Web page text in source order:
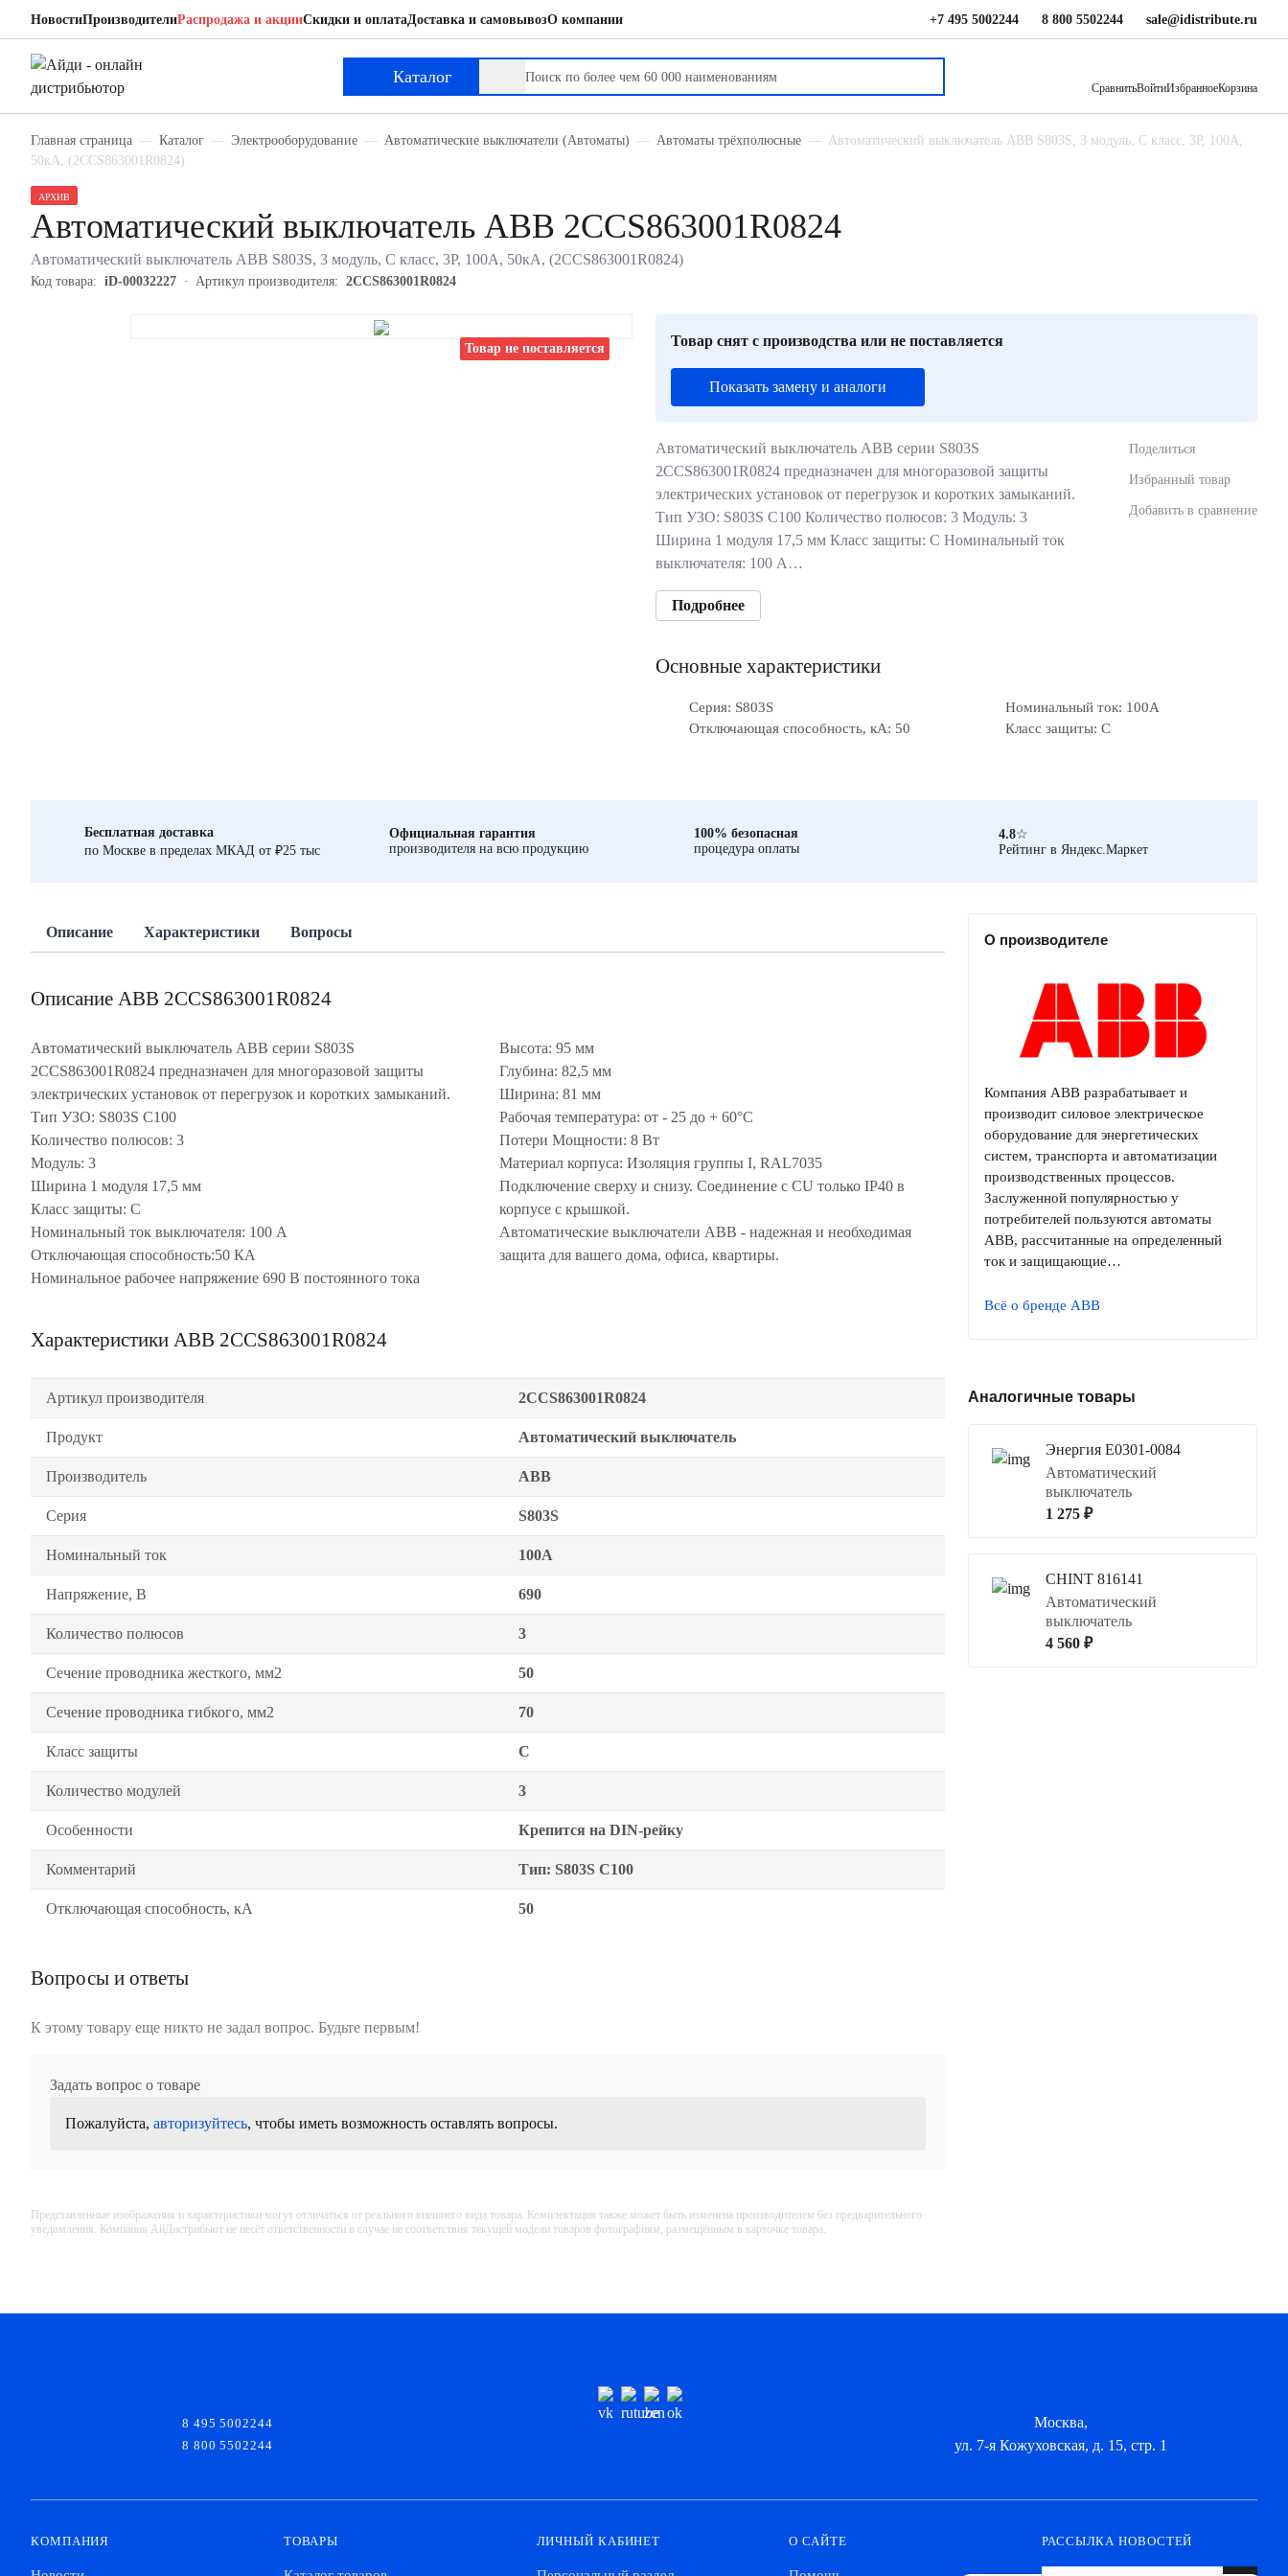
НовостиПроизводителиРаспродажа и акцииСкидки и оплатаДоставка и самовывозО компании +7 495 5002244 8 800 5502244 sale@idistribute.ru
Каталог
СравнитьВойтиИзбранноеКорзина
Главная страница Каталог Электрооборудование Автоматические выключатели (Автоматы) Автоматы трёхполюсные
Автоматический выключатель ABB S803S, 3 модуль, C класс, 3P, 100А,
50кА, (2CCS863001R0824)
Товар не поставляется
АРХИВ
Автоматический выключатель ABB 2CCS863001R0824
Автоматический выключатель ABB S803S, 3 модуль, C класс, 3P, 100А, 50кА, (2CCS863001R0824)
Код товара: iD-00032227 Артикул производителя: 2CCS863001R0824
Товар снят с производства или не поставляется
Показать замену и аналоги
Автоматический выключатель ABB серии S803S
2CCS863001R0824 предназначен для многоразовой защиты
электрических установок от перегрузок и коротких замыканий.
Тип УЗО: S803S C100 Количество полюсов: 3 Модуль: 3
Ширина 1 модуля 17,5 мм Класс защиты: C Номинальный ток
выключателя: 100 А…
Подробнее
Поделиться
Избранный товар
Добавить в сравнение
Основные характеристики
Серия: S803S
Номинальный ток: 100А
Отключающая способность, кА: 50
Класс защиты: C
Бесплатная доставка
по Москве в пределах МКАД от ₽25 тыс
Официальная гарантия
производителя на всю продукцию
100% безопасная
процедура оплаты
4.8☆
Рейтинг в Яндекс.Маркет
Описание Характеристики Вопросы
Описание ABB 2CCS863001R0824
Автоматический выключатель ABB серии S803S
2CCS863001R0824 предназначен для многоразовой защиты
электрических установок от перегрузок и коротких замыканий.
Тип УЗО: S803S C100
Количество полюсов: 3
Модуль: 3
Ширина 1 модуля 17,5 мм
Класс защиты: C
Номинальный ток выключателя: 100 А
Отключающая способность:50 КА
Номинальное рабочее напряжение 690 В постоянного тока
Высота: 95 мм
Глубина: 82,5 мм
Ширина: 81 мм
Рабочая температура: от - 25 до + 60°С
Потери Мощности: 8 Вт
Материал корпуса: Изоляция группы I, RAL7035
Подключение сверху и снизу. Соединение с CU только IP40 в
корпусе с крышкой.
Автоматические выключатели ABB - надежная и необходимая
защита для вашего дома, офиса, квартиры.
Характеристики ABB 2CCS863001R0824
Артикул производителя 2CCS863001R0824
Продукт Автоматический выключатель
Производитель ABB
Серия S803S
Номинальный ток 100А
Напряжение, В 690
Количество полюсов 3
Сечение проводника жесткого, мм2 50
Сечение проводника гибкого, мм2 70
Класс защиты C
Количество модулей 3
Особенности Крепится на DIN-рейку
Комментарий Тип: S803S C100
Отключающая способность, кА 50
Вопросы и ответы
К этому товару еще никто не задал вопрос. Будьте первым!
Задать вопрос о товаре
Пожалуйста, авторизуйтесь, чтобы иметь возможность оставлять вопросы.
Представленные изображения и характеристики могут отличаться от реального внешнего вида товара. Комплектация также может быть изменена производителем без предварительного
уведомления. Компания АйДистрибьют не несёт ответственности в случае не соответствия текущей модели товаров фотографиям, размещённым в карточке товара.
О производителе
Компания ABB разрабатывает и
производит силовое электрическое
оборудование для энергетических
систем, транспорта и автоматизации
производственных процессов.
Заслуженной популярностью у
потребителей пользуются автоматы
ABB, рассчитанные на определенный
ток и защищающие…
Всё о бренде ABB
Аналогичные товары
Энергия Е0301-0084
Автоматический
выключатель
1 275 ₽
CHINT 816141
Автоматический
выключатель
4 560 ₽
ABB 2CCS863001R0824
Автоматический выключатель
8 495 5002244
8 800 5502244
Москва,
ул. 7-я Кожуховская, д. 15, стр. 1
КОМПАНИЯ ТОВАРЫ ЛИЧНЫЙ КАБИНЕТ О САЙТЕ РАССЫЛКА НОВОСТЕЙ